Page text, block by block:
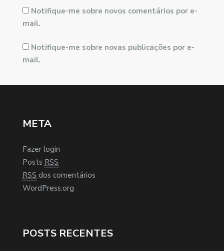
Notifique-me sobre novos comentários por e-
mail.
Notifique-me sobre novas publicações por e-
mail.
META
Fazer login
Posts RSS
RSS dos comentários
WordPress.org
POSTS RECENTES